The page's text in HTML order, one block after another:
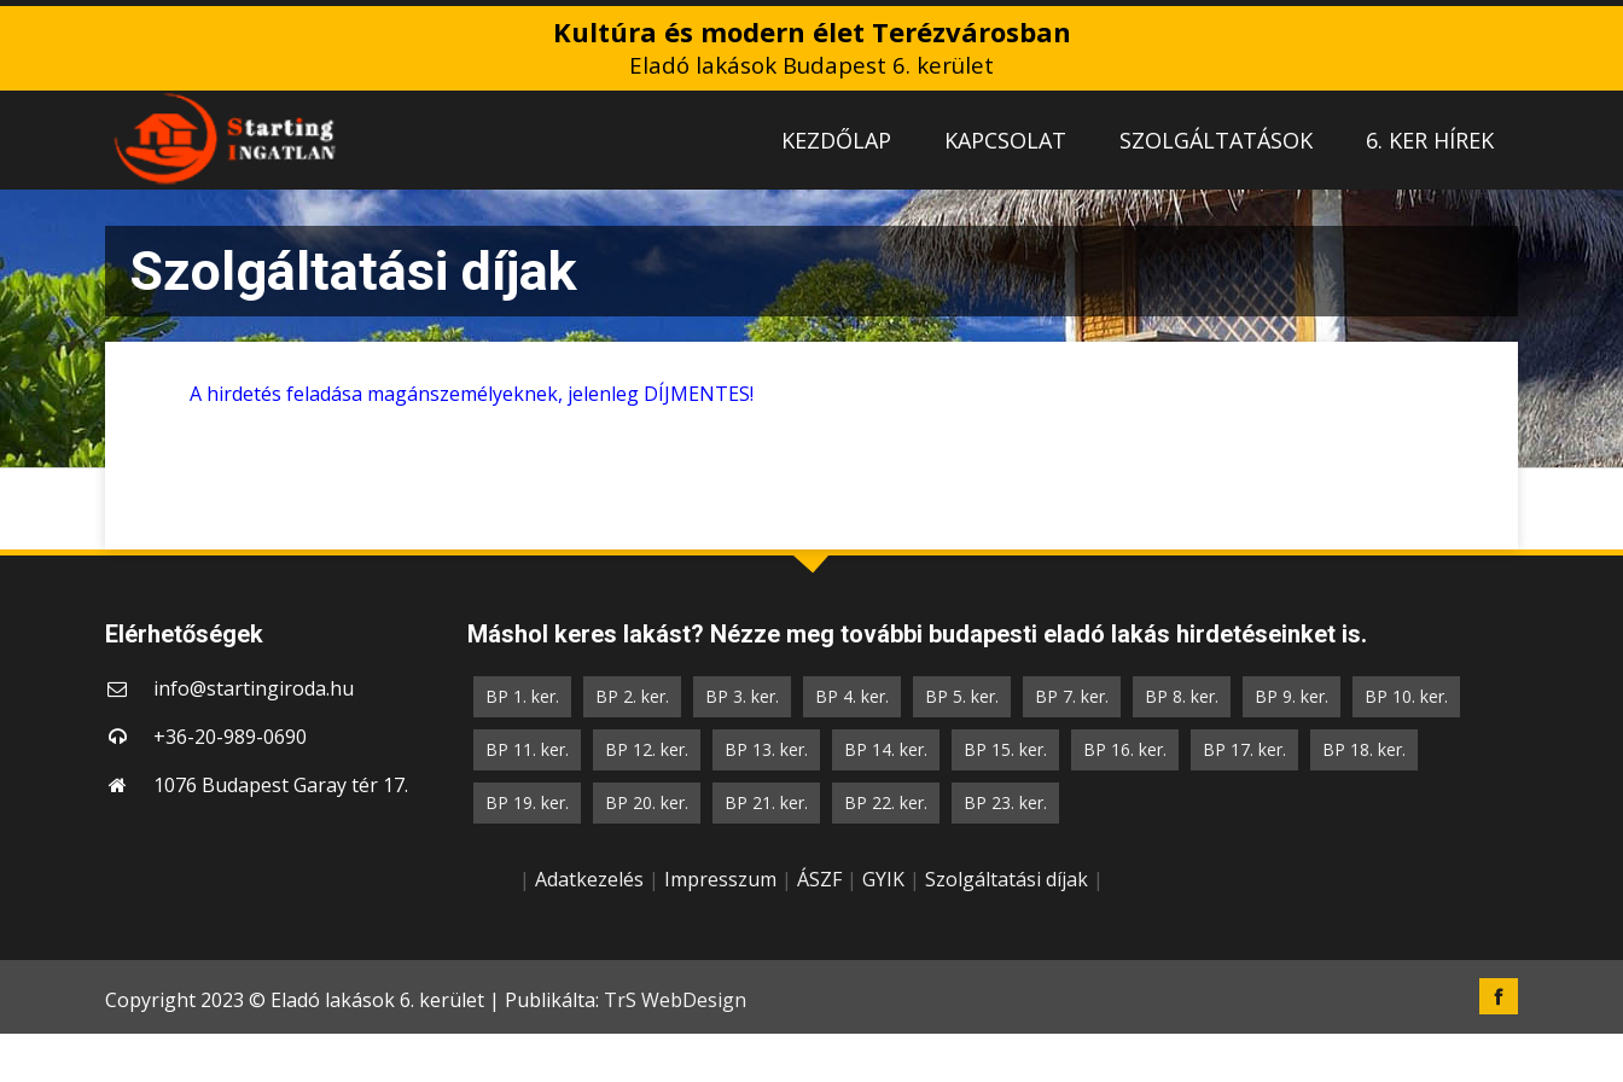
Kultúra és modern élet Terézvárosban
Eladó lakások Budapest 6. kerület
KEZDŐLAP KAPCSOLAT SZOLGÁLTATÁSOK 6. KER HÍREK
Szolgáltatási díjak
A hirdetés feladása magánszemélyeknek, jelenleg DÍJMENTES!
Elérhetőségek
info@startingiroda.hu
+36-20-989-0690
1076 Budapest Garay tér 17.
Máshol keres lakást? Nézze meg további budapesti eladó lakás hirdetéseinket is.
BP 1. ker. BP 2. ker. BP 3. ker. BP 4. ker. BP 5. ker. BP 7. ker. BP 8. ker. BP 9. ker. BP 10. ker.
BP 11. ker. BP 12. ker. BP 13. ker. BP 14. ker. BP 15. ker. BP 16. ker. BP 17. ker. BP 18. ker.
BP 19. ker. BP 20. ker. BP 21. ker. BP 22. ker. BP 23. ker.
| Adatkezelés | Impresszum | ÁSZF | GYIK | Szolgáltatási díjak |
Copyright 2023 © Eladó lakások 6. kerület | Publikálta: TrS WebDesign